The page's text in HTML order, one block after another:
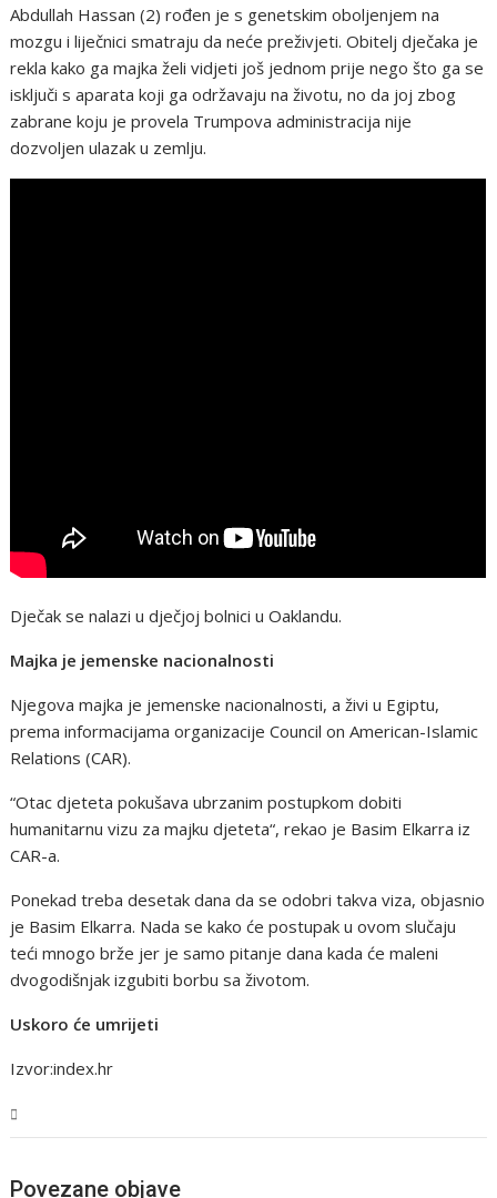
Abdullah Hassan (2) rođen je s genetskim oboljenjem na
mozgu i liječnici smatraju da neće preživjeti. Obitelj dječaka je
rekla kako ga majka želi vidjeti još jednom prije nego što ga se
isključi s aparata koji ga održavaju na životu, no da joj zbog
zabrane koju je provela Trumpova administracija nije
dozvoljen ulazak u zemlju.
Dječak se nalazi u dječjoj bolnici u Oaklandu.
Majka je jemenske nacionalnosti
Njegova majka je jemenske nacionalnosti, a živi u Egiptu,
prema informacijama organizacije Council on American-Islamic
Relations (CAR).
“Otac djeteta pokušava ubrzanim postupkom dobiti
humanitarnu vizu za majku djeteta“, rekao je Basim Elkarra iz
CAR-a.
Ponekad treba desetak dana da se odobri takva viza, objasnio
je Basim Elkarra. Nada se kako će postupak u ovom slučaju
teći mnogo brže jer je samo pitanje dana kada će maleni
dvogodišnjak izgubiti borbu sa životom.
Uskoro će umrijeti
Izvor:index.hr
Povezane objave